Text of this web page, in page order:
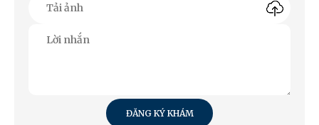
ĐĂNG KÝ KHÁM